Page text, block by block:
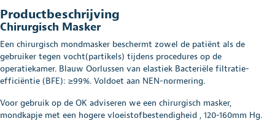
Productbeschrijving
Chirurgisch Masker
Een chirurgisch mondmasker beschermt zowel de patiënt als de
gebruiker tegen vocht(partikels) tijdens procedures op de
operatiekamer. Blauw Oorlussen van elastiek Bacteriële filtratie-
efficiëntie (BFE): ≥99%. Voldoet aan NEN-normering.
Voor gebruik op de OK adviseren we een chirurgisch masker,
mondkapje met een hogere vloeistofbestendigheid , 120-160mm Hg.